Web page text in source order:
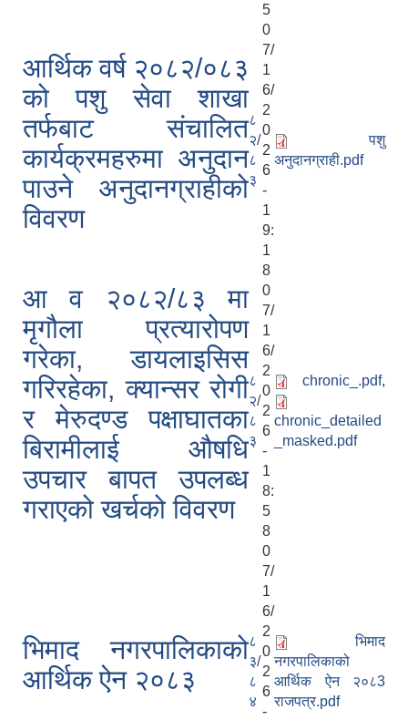
5
आर्थिक वर्ष २०८२/०८३
को पशु सेवा शाखा
तर्फबाट संचालित
कार्यक्रमहरुमा अनुदान
पाउने अनुदानग्राहीको
विवरण
८
२/
८
३
0
7/
1
6/
2
0
2
6
-
1
9:
1
8
पशु
अनुदानग्राही.pdf
आ व २०८२/८३ मा
मृगौला प्रत्यारोपण
गरेका, डायलाइसिस
गरिरहेका, क्यान्सर रोगी
र मेरुदण्ड पक्षाघातका
बिरामीलाई औषधि
उपचार बापत उपलब्ध
गराएको खर्चको विवरण
८
२/
८
३
0
7/
1
6/
2
0
2
6
-
1
8:
5
8
chronic_.pdf,
chronic_detailed
_masked.pdf
भिमाद नगरपालिकाको
आर्थिक ऐन २०८३
८
३/
८
४
0
7/
1
6/
2
0
2
6
-
भिमाद
नगरपालिकाको
आर्थिक ऐन २०८3
राजपत्र.pdf